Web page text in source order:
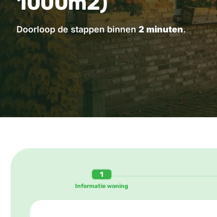
Doorloop de stappen binnen2 minuten.
Informatie woning